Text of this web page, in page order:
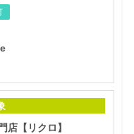
店【リクロ】